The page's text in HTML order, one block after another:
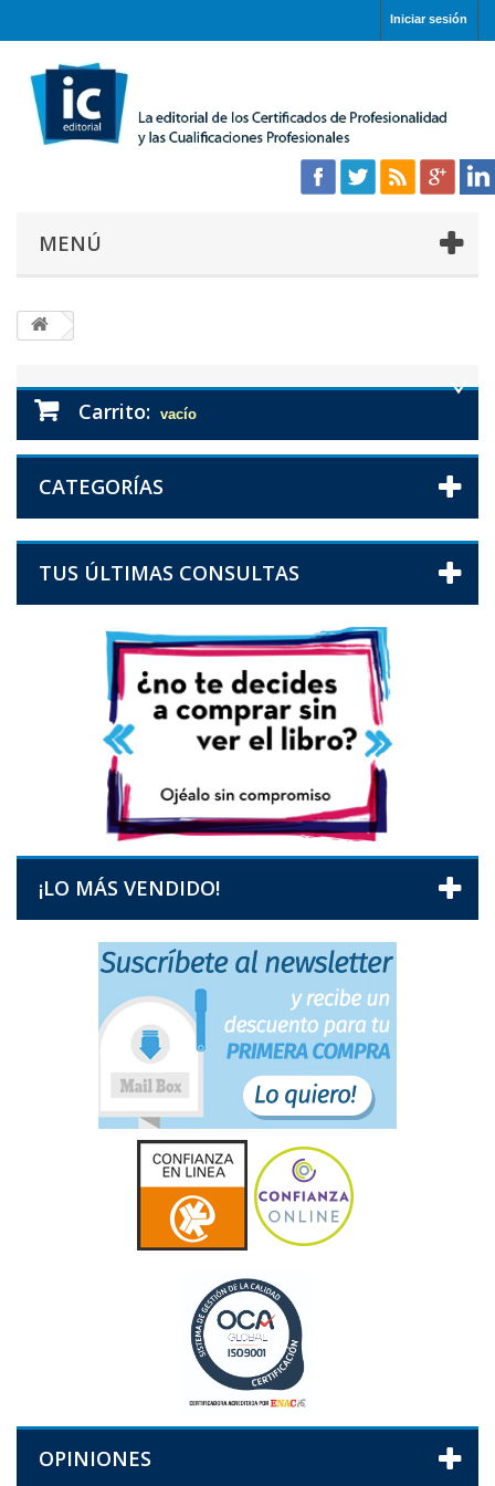
Iniciar sesión
MENÚ
Carrito: vacío
CATEGORÍAS
TUS ÚLTIMAS CONSULTAS
¡LO MÁS VENDIDO!
OPINIONES